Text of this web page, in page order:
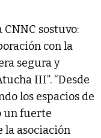
sostuvo:
con la
segura y
III”. “Desde
los espacios de
un fuerte
la asociación